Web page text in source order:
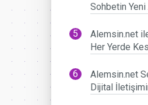
Sohbetin
Alemsin.net
Her Yerde
Alemsin.net
Dijital